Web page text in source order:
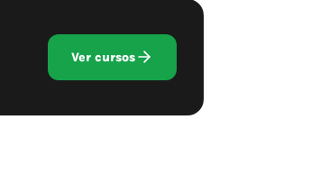
Ver cursos